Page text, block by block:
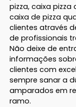
pizza, caixa
caixa de pizza
clientes através
de profissionais
Não deixe de
informações
clientes com
sempre sanar a
amparados em
ramo.